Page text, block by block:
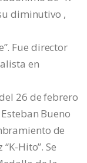
diminutivo ,
Fue director
en
26 de febrero
Bueno
de
Hito”. Se